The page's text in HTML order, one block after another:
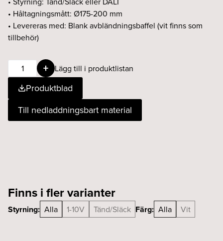
• Håltagningsmått: Ø175-200 mm
• Levereras med: Blank avbländningsbaffel (vit finns som
tillbehör)
REPLACE
G3
12/17/25W
930/940
Ø175-
Lägg till i produktlistan
Produktblad
Till nedladdningsbart material
Finns i fler varianter
Styrning: Alla 1-10V Tänd/Släck Färg: Alla Vit